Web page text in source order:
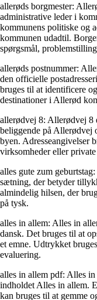
allerøds borgmester:
administrative leder i
kommunens politiske og
kommunen udadtil.
spørgsmål,
allerøds postnummer:
den officielle
bruges til at identificere
destinationer i Allerød
allerødvej 8: Allerødvej 8
beliggende på Allerødvej
byen. Adresseangivelser
virksomheder eller
alles gute zum
sætning, der betyder
almindelig hilsen, der
på tysk.
alles in allem: Alles in
dansk. Det bruges til at
et emne. Udtrykket
evaluering.
alles in allem pdf: Alles
indholdet Alles in allem.
kan bruges til at gemme